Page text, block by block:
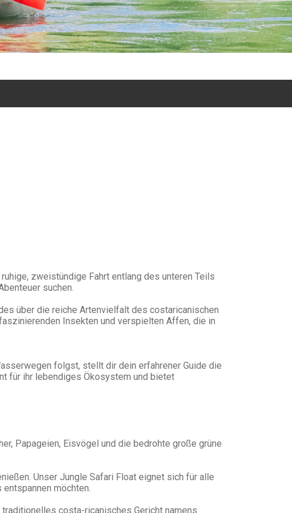
zweistündige Fahrt entlang des unteren Teils
suchen.
über die reiche Artenvielfalt des costaricanischen
Insekten und verspielten Affen, die in
folgst, stellt dir dein erfahrener Guide die
für ihr lebendiges Ökosystem und bietet
Papageien, Eisvögel und die bedrohte große grüne
Unser Jungle Safari Float eignet sich für alle
möchten.
costa-ricanisches Gericht namens